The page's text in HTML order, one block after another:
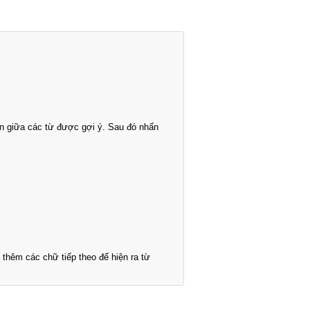
giữa các từ được gợi ý. Sau đó nhấn
các chữ tiếp theo để hiện ra từ